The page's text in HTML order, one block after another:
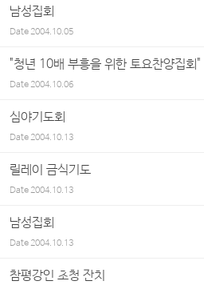
남성집회
Date2004.10.05
"청년 10배 부흥을 위한 토요찬양집회"
Date2004.10.06
심야기도회
Date2004.10.13
릴레이 금식기도
Date2004.10.13
남성집회
Date2004.10.13
참평강인 초청 잔치